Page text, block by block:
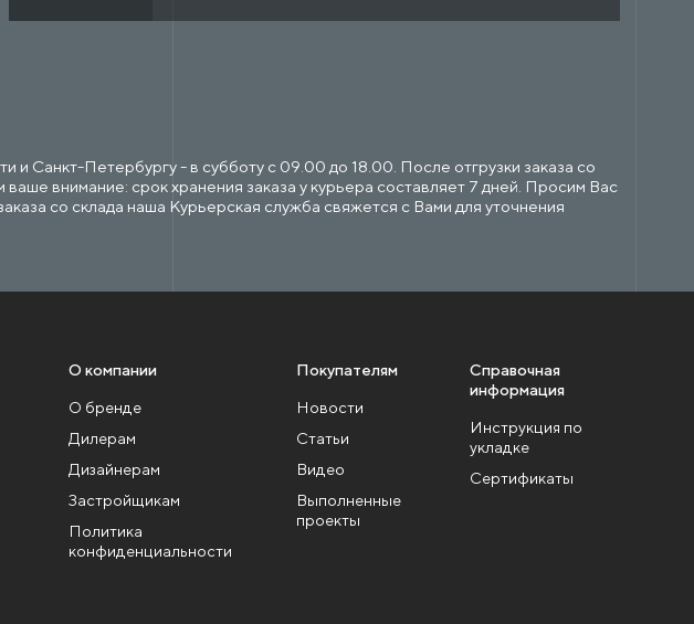
Санкт-Петербургу - в субботу с 09.00 до 18.00. После отгрузки заказа со
внимание: срок хранения заказа у курьера составляет 7 дней. Просим Вас
со склада наша Курьерская служба свяжется с Вами для уточнения
О компании
О бренде
Дилерам
Дизайнерам
Застройщикам
Политика
конфиденциальности
Покупателям
Новости
Статьи
Видео
Выполненные
проекты
Справочная
информация
Инструкция по
укладке
Сертификаты